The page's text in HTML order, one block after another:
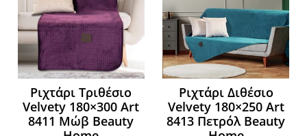
Ριχτάρι Τριθέσιο
Velvety 180×300 Art
8411 Μώβ Beauty
Ριχτάρι Διθέσιο
Velvety 180×250 Art
8413 Πετρόλ Beauty